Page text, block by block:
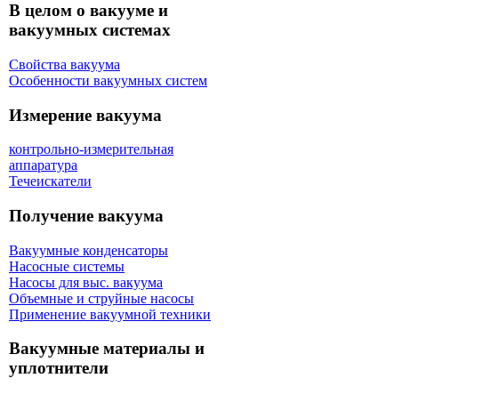
В целом о вакууме и
вакуумных системах
Свойства вакуума
Особенности вакуумных систем
Измерение вакуума
контрольно-измерительная
аппаратура
Течеискатели
Получение вакуума
Вакуумные конденсаторы
Насосные системы
Насосы для выс. вакуума
Объемные и струйные насосы
Применение вакуумной техники
Вакуумные материалы и
уплотнители